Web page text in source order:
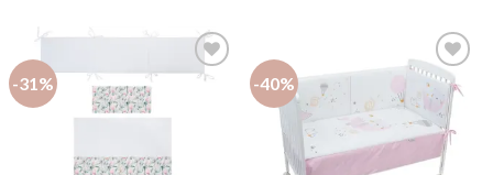
-31% -40%
Añadir
a la
lista de
deseos